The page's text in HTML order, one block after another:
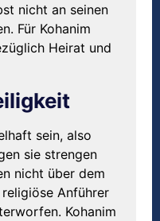
nicht an seinen
Für Kohanim
Heirat und
sein, also
sie strengen
nicht über dem
Anführer
Kohanim